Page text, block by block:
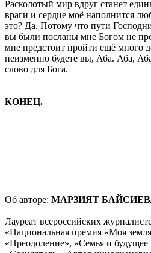
Расколотый мир вдруг станет
враги и сердце моё наполнится
это? Да. Потому что пути
вы были посланы мне Богом не
мне предстоит пройти ещё много
неизменно будете вы, Аба. Аба,
слово для Бога.
КОНЕЦ.
Об авторе: МАРЗИЯТ
Лауреат всероссийских
«Национальная премия «Моя
«Преодоление», «Семья и будущее